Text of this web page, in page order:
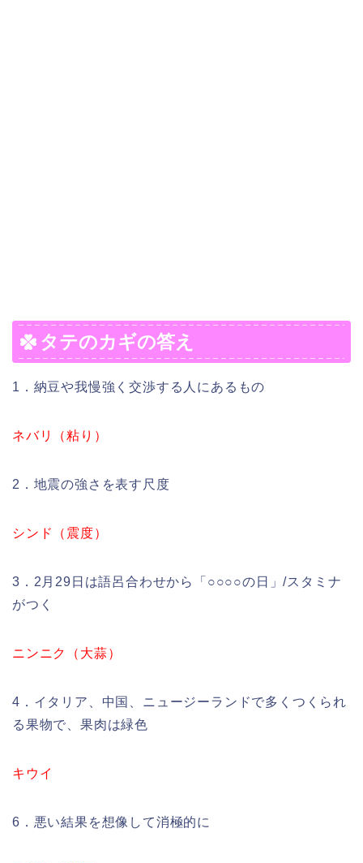
タテのカギの答え
1．納豆や我慢強く交渉する人にあるもの
ネバリ（粘り）
2．地震の強さを表す尺度
シンド（震度）
3．2月29日は語呂合わせから「○○○○の日」/スタミナ
がつく
ニンニク（大蒜）
4．イタリア、中国、ニュージーランドで多くつくられ
る果物で、果肉は緑色
キウイ
6．悪い結果を想像して消極的に